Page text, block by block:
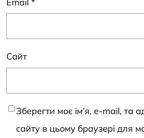
Сайт
Зберегти моє ім’я, e-mail, та
сайту в цьому браузері для